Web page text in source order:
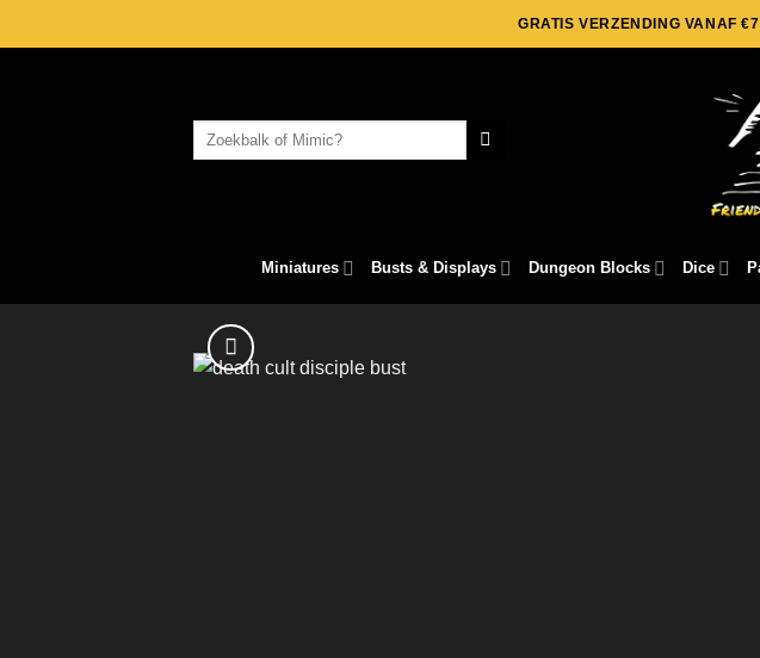
to
GRATIS VERZENDING VANAF
Search
Miniatures Busts & Displays Dungeon Blocks Dice